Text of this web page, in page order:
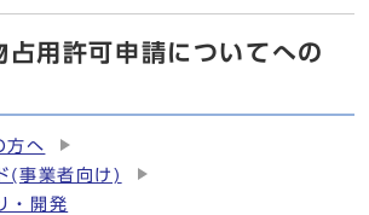
占用許可申請についてへの
方へ
(事業者向け)
・開発